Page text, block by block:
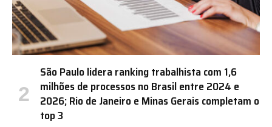
São Paulo lidera ranking trabalhista com 1,6
milhões de processos no Brasil entre 2024 e
2026; Rio de Janeiro e Minas Gerais completam o
top 3